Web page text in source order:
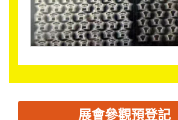
展會參觀預登記